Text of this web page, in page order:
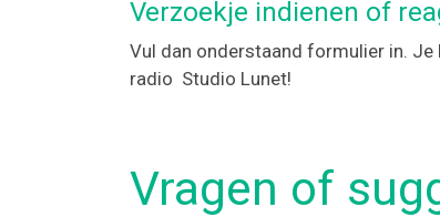
Verzoekje indienen of
Vul dan onderstaand formulier in.
radio Studio Lunet!
Vragen of